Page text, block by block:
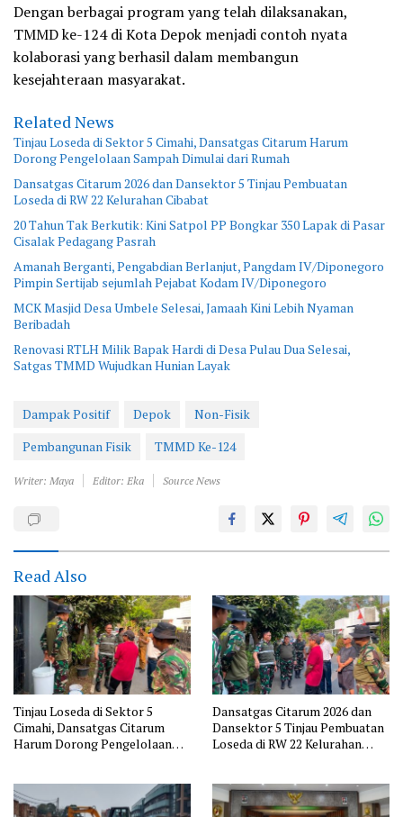
Dengan berbagai program yang telah dilaksanakan,
TMMD ke-124 di Kota Depok menjadi contoh nyata
kolaborasi yang berhasil dalam membangun
kesejahteraan masyarakat.
Related News
Tinjau Loseda di Sektor 5 Cimahi, Dansatgas Citarum Harum
Dorong Pengelolaan Sampah Dimulai dari Rumah
Dansatgas Citarum 2026 dan Dansektor 5 Tinjau Pembuatan
Loseda di RW 22 Kelurahan Cibabat
20 Tahun Tak Berkutik: Kini Satpol PP Bongkar 350 Lapak di Pasar
Cisalak Pedagang Pasrah
Amanah Berganti, Pengabdian Berlanjut, Pangdam IV/Diponegoro
Pimpin Sertijab sejumlah Pejabat Kodam IV/Diponegoro
MCK Masjid Desa Umbele Selesai, Jamaah Kini Lebih Nyaman
Beribadah
Renovasi RTLH Milik Bapak Hardi di Desa Pulau Dua Selesai,
Satgas TMMD Wujudkan Hunian Layak
Dampak Positif Depok
Non-Fisik
Pembangunan Fisik
TMMD Ke-124
Writer: Maya Editor: Eka Source News
Read Also
Tinjau Loseda di Sektor 5
Cimahi, Dansatgas Citarum
Harum Dorong Pengelolaan
Dansatgas Citarum 2026 dan
Dansektor 5 Tinjau Pembuatan
Loseda di RW 22 Kelurahan